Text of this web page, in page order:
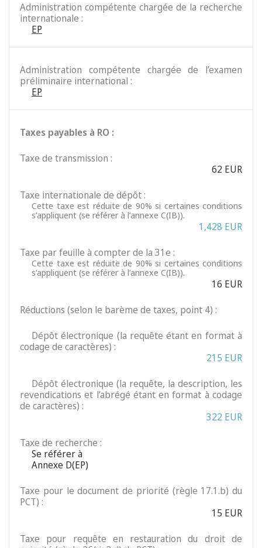
Administration compétente chargée de la recherche
internationale :
EP
Administration compétente chargée de l’examen
préliminaire international :
EP
Taxes payables à RO :
Taxe de transmission :
62 EUR
Taxe internationale de dépôt :
Cette taxe est réduite de 90% si certaines conditions
s’appliquent (se référer à l’annexe C(IB)).
1,428 EUR
Taxe par feuille à compter de la 31e :
Cette taxe est réduite de 90% si certaines conditions
s’appliquent (se référer à l’annexe C(IB)).
16 EUR
Réductions (selon le barème de taxes, point 4) :
Dépôt électronique (la requête étant en format à
codage de caractères) :
215 EUR
Dépôt électronique (la requête, la description, les
revendications et l’abrégé étant en format à codage
de caractères) :
322 EUR
Taxe de recherche :
Se référer à
Annexe D(EP)
Taxe pour le document de priorité (règle 17.1.b) du
PCT) :
15 EUR
Taxe pour requête en restauration du droit de